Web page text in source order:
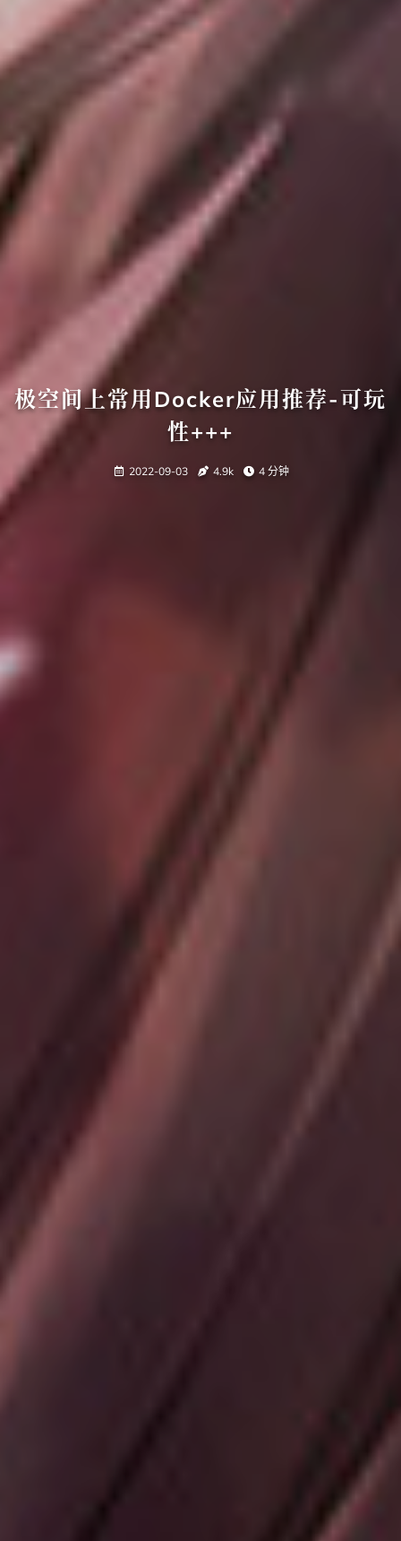
极空间上常用Docker应用推荐-可玩
性+++
2022-09-03 4.9k 4 分钟